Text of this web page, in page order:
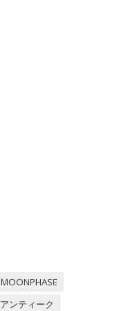
MOONPHASE
アンティーク